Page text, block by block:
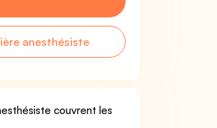
anesthésiste
couvrent les